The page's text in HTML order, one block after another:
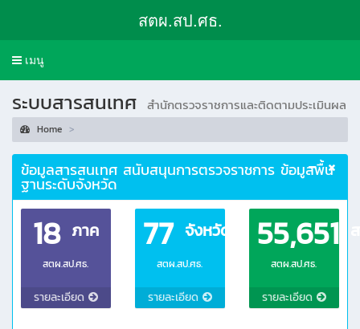
สตผ.สป.ศธ.
Toggle
เมนู
ระบบสารสนเทศ สำนักตรวจราชการและติดตามประเมินผล
Home
ข้อมูลสารสนเทศ สนับสนุนการตรวจราชการ ข้อมูลพื้น
ฐานระดับจังหวัด
18 ภาค
สตผ.สป.ศธ.
รายละเอียด
77 จังหวัด
สตผ.สป.ศธ.
รายละเอียด
55,651
สตผ.สป.ศธ.
รายละเอียด